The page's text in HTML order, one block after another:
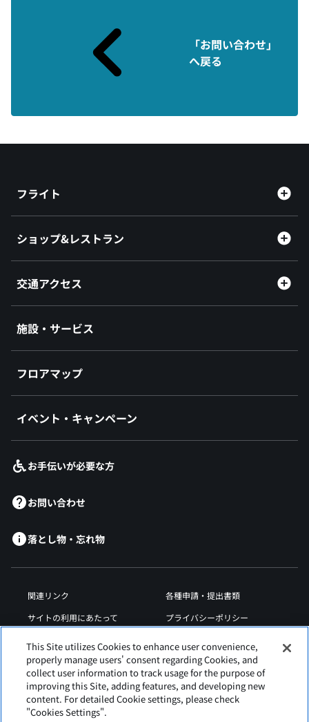
「お問い合わせ」
へ戻る
フライト
ショップ&レストラン
交通アクセス
施設・サービス
フロアマップ
イベント・キャンペーン
お手伝いが必要な方
お問い合わせ
落とし物・忘れ物
関連リンク
各種申請・提出書類
サイトの利用にあたって
プライバシーポリシー
空港規程類
ウェブアクセシビリティ方針
This Site utilizes Cookies to enhance user convenience,
properly manage users' consent regarding Cookies, and
collect user information to track usage for the purpose of
improving this Site, adding features, and developing new
content. For detailed Cookie settings, please check
"Cookies Settings".